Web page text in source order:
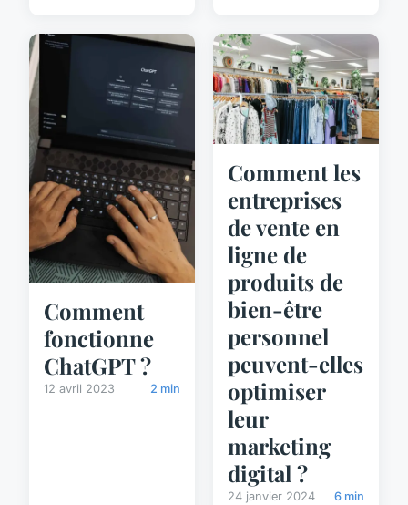
Comment
fonctionne
ChatGPT ?
12 avril 2023 2 min
Comment les
entreprises
de vente en
ligne de
produits de
bien-être
personnel
peuvent-elles
optimiser
leur
marketing
digital ?
24 janvier 2024 6 min